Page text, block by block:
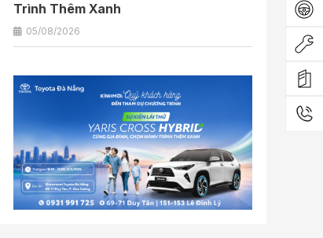
Trình Thêm Xanh
05/08/2026